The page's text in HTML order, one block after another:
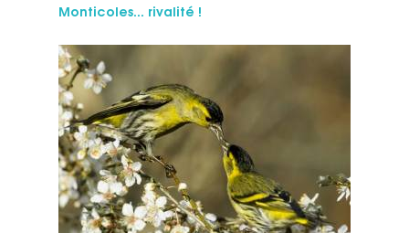
Monticoles... ri­va­li­té !